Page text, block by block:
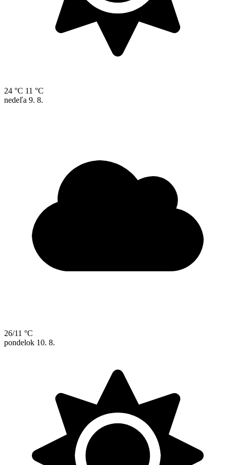
24 °C 11 °C
nedeľa 9. 8.
26/11 °C
pondelok 10. 8.